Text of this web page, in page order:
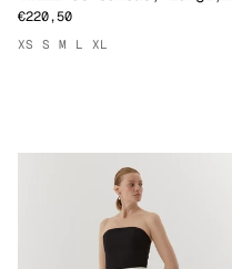
gri
€220,50
XS S M L XL